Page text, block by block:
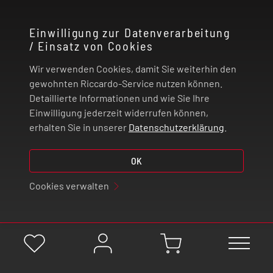
Einwilligung zur Datenverarbeitung
/ Einsatz von Cookies
Wir verwenden Cookies, damit Sie weiterhin den
gewohnten Riccardo-Service nutzen können.
Detaillierte Informationen und wie Sie Ihre
Einwilligung jederzeit widerrufen können,
erhalten Sie in unserer Datenschutzerklärung
OK
Cookies verwalten
RECHTLICHES
ZAHLUNG UND VERSAND
VERTRAG WIDERRUFEN
© 2026 | Riccardo Onlinestore GmbH